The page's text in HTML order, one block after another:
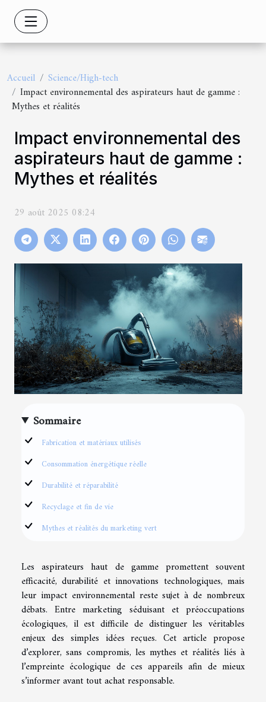
Accueil
Science/High-tech
Impact environnemental des aspirateurs haut de gamme :
Mythes et réalités
Impact environnemental des
aspirateurs haut de gamme :
Mythes et réalités
29 août 2025 08:24
Sommaire
Fabrication et matériaux utilisés
Consommation énergétique réelle
Durabilité et réparabilité
Recyclage et fin de vie
Mythes et réalités du marketing vert
Les aspirateurs haut de gamme promettent souvent
efficacité, durabilité et innovations technologiques, mais
leur impact environnemental reste sujet à de nombreux
débats. Entre marketing séduisant et préoccupations
écologiques, il est difficile de distinguer les véritables
enjeux des simples idées reçues. Cet article propose
d’explorer, sans compromis, les mythes et réalités liés à
l’empreinte écologique de ces appareils afin de mieux
s’informer avant tout achat responsable.